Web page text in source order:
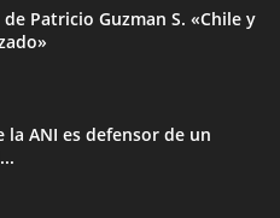
Patricio Guzman S. «Chile y
la ANI es defensor de un